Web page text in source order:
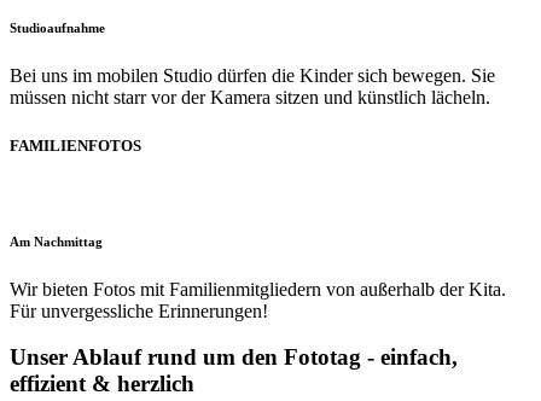
Studioaufnahme
Bei uns im mobilen Studio dürfen die Kinder sich bewegen. Sie
müssen nicht starr vor der Kamera sitzen und künstlich lächeln.
FAMILIENFOTOS
Am Nachmittag
Wir bieten Fotos mit Familienmitgliedern von außerhalb der Kita.
Für unvergessliche Erinnerungen!
Unser Ablauf rund um den Fototag - einfach,
effizient & herzlich